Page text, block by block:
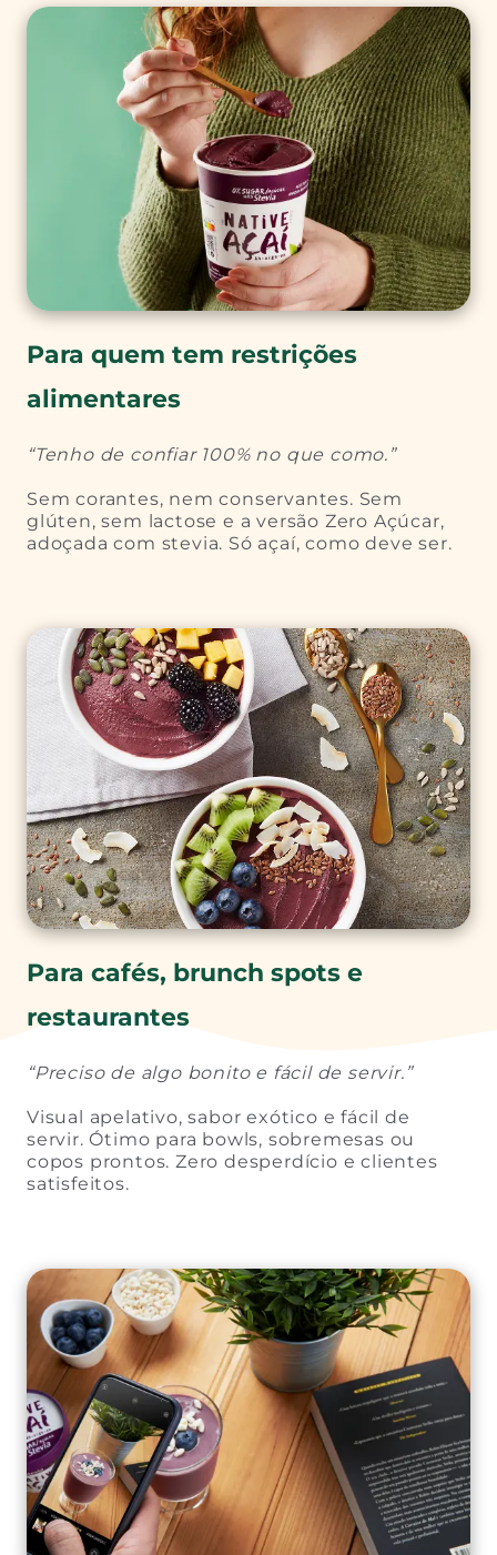
Para quem tem restrições
alimentares
“Tenho de confiar 100% no que como.”
Sem corantes, nem conservantes. Sem
glúten, sem lactose e a versão Zero Açúcar,
adoçada com stevia. Só açaí, como deve ser.
Para cafés, brunch spots e
restaurantes
“Preciso de algo bonito e fácil de servir.”
Visual apelativo, sabor exótico e fácil de
servir. Ótimo para bowls, sobremesas ou
copos prontos. Zero desperdício e clientes
satisfeitos.